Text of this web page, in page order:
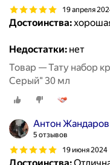
19 апреля
Достоинства:
Недостатки: нет
Товар — Тату набор
Серый" 30 мл
Антон Жандаров
5 отзывов
19 июня 2024